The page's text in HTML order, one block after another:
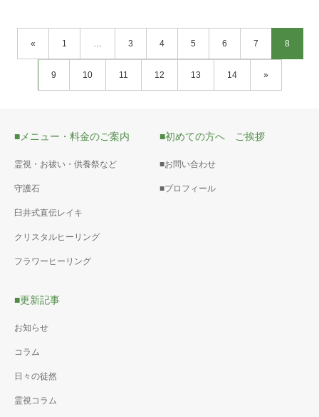
« 1 … 3 4 5 6 7 8
9 10 11 12 13 14 »
■メニュー・料金のご案内
霊視・お祓い・供養祭など
守護石
臼井式直伝レイキ
クリスタルヒーリング
フラワーヒーリング
■初めての方へ ご挨拶
■お問い合わせ
■プロフィール
■更新記事
お知らせ
コラム
日々の徒然
霊視コラム